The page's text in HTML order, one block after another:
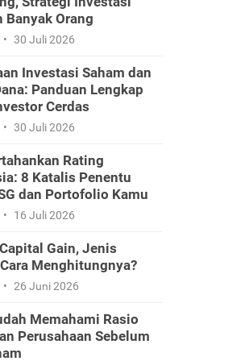
Banyak Orang
• 30 Juli 2026
Investasi Saham dan
Panduan Lengkap
Cerdas
• 30 Juli 2026
Rating
8 Katalis Penentu
dan Portofolio Kamu
• 16 Juli 2026
Gain, Jenis
Menghitungnya?
• 26 Juni 2026
Memahami Rasio
Perusahaan Sebelum